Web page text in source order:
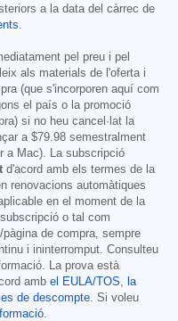
a la data del càrrec de
pel preu i pel
als materials de l'oferta i
(que s'incorporen aquí com
el país o la promoció
si no heu cancel·lat la
a $79.98 semestralment
a Mac). La subscripció
d'acord amb els termes de la
renovacions automàtiques
en el moment de la
o tal com
de compra, sempre
i ininterromput. Consulteu
La prova està
amb el EULA/TOS
la
de descompte . Si voleu